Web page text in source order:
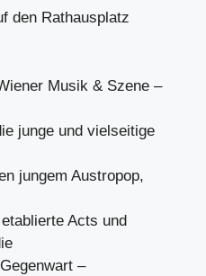
den Rathausplatz
Musik & Szene –
junge und vielseitige
jungem Austropop,
Acts und
–